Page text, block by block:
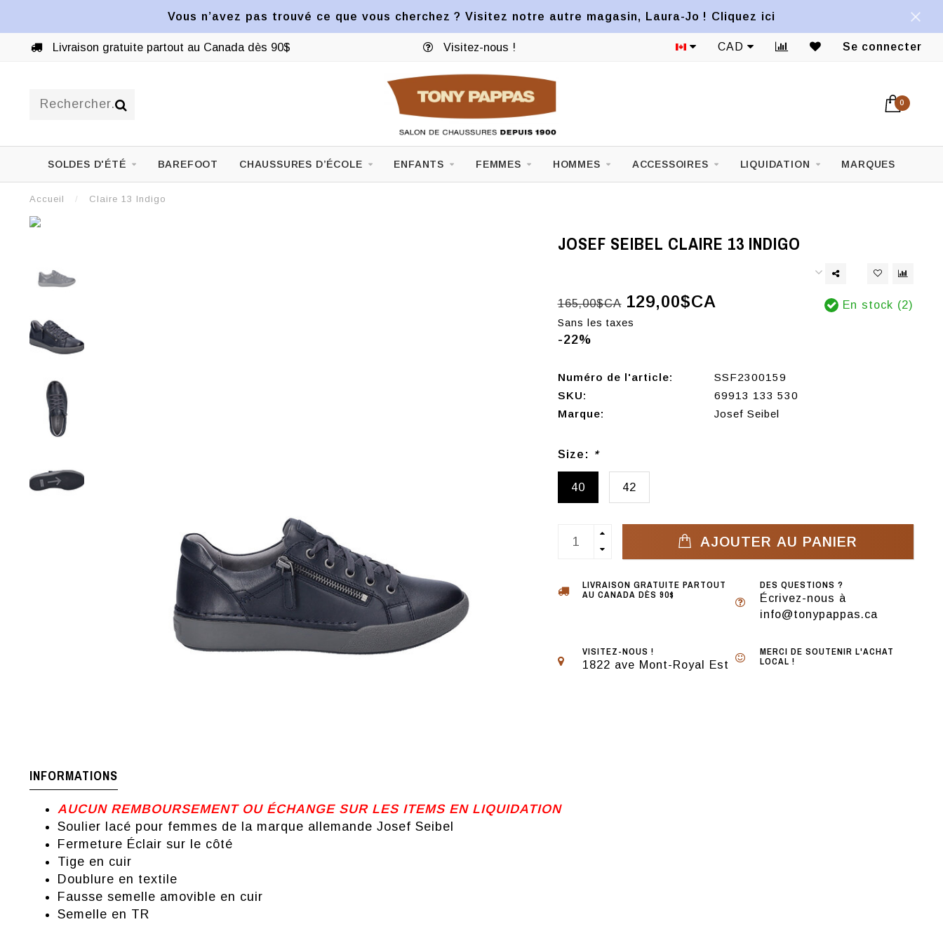
Vous n’avez pas trouvé ce que vous cherchez ? Visitez notre autre magasin, Laura-Jo ! Cliquez ici
Livraison gratuite partout au Canada dès 90$ Visitez-nous ! CAD Se connecter
0
SOLDES D'ÉTÉ BAREFOOT CHAUSSURES D’ÉCOLE ENFANTS FEMMES HOMMES ACCESSOIRES LIQUIDATION MARQUES
Accueil / Claire 13 Indigo
JOSEF SEIBEL CLAIRE 13 INDIGO
165,00$CA 129,00$CA
Sans les taxes
-22%
En stock (2)
Numéro de l'article:
SSF2300159
SKU:
69913 133 530
Marque:
Josef Seibel
Size: *
40 42
AJOUTER AU PANIER
LIVRAISON GRATUITE PARTOUT
AU CANADA DÈS 90$
DES QUESTIONS ?
Écrivez-nous à
info@tonypappas.ca
VISITEZ-NOUS !
1822 ave Mont-Royal Est
MERCI DE SOUTENIR L'ACHAT
LOCAL !
INFORMATIONS
AUCUN REMBOURSEMENT OU ÉCHANGE SUR LES ITEMS EN LIQUIDATION
Soulier lacé pour femmes de la marque allemande Josef Seibel
Fermeture Éclair sur le côté
Tige en cuir
Doublure en textile
Fausse semelle amovible en cuir
Semelle en TR